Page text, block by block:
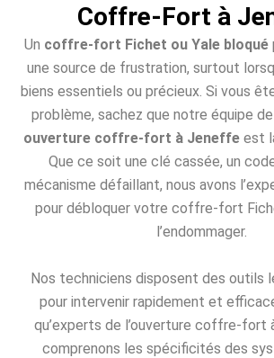
Coffre-Fort à
Un coffre-fort Fichet ou Yale bloqué
une source de frustration, surtout
biens essentiels ou précieux. Si vous
problème, sachez que notre équipe
ouverture coffre-fort à Jeneffeest
Que ce soit une clé cassée, un
mécanisme défaillant, nous avons
pour débloquer votre coffre-fort
l’endommager.
Nos techniciens disposent des outils
pour intervenir rapidement et
qu’experts de l’ouverture coffre-fort
comprenons les spécificités des